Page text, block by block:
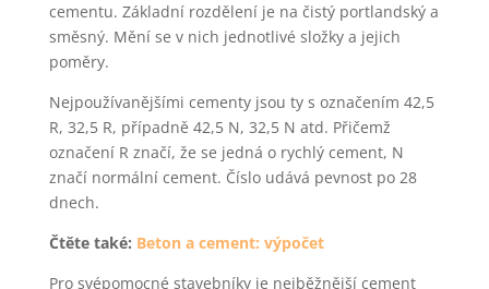
cementu. Základní rozdělení je na čistý portlandský a
směsný. Mění se v nich jednotlivé složky a jejich
poměry.
Nejpoužívanějšími cementy jsou ty s označením 42,5
R, 32,5 R, případně 42,5 N, 32,5 N atd. Přičemž
označení R značí, že se jedná o rychlý cement, N
značí normální cement. Číslo udává pevnost po 28
dnech.
Čtěte také: Beton a cement: výpočet
Pro svépomocné stavebníky je nejběžnější cement